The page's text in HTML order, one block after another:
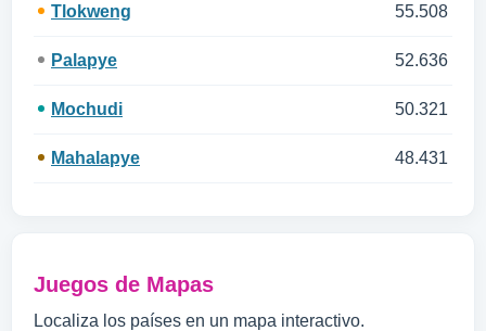
Tlokweng 55.508
Palapye 52.636
Mochudi 50.321
Mahalapye 48.431
Juegos de Mapas
Localiza los países en un mapa interactivo.